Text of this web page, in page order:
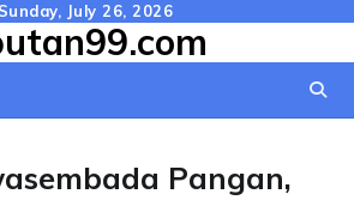
Sunday, July 26, 2026
Pangan,